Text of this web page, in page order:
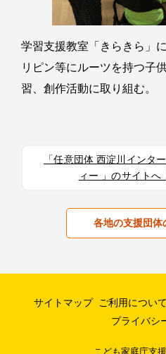
学習支援教室「きらきら」
リピン等にルーツを持つ子
習、創作活動に取り組む。
「任意団体 西淀川インタ
ィー 」のサイトへ
各地の支援団体
サイトマップ ご利用について
プライバシ